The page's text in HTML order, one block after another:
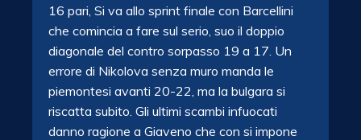
16 pari, Si va allo sprint finale con Barcellini
che comincia a fare sul serio, suo il doppio
diagonale del contro sorpasso 19 a 17. Un
errore di Nikolova senza muro manda le
piemontesi avanti 20-22, ma la bulgara si
riscatta subito. Gli ultimi scambi infuocati
danno ragione a Giaveno che con si impone